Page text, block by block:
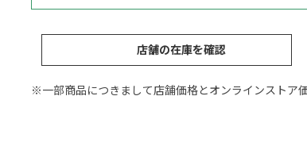
店舗の在庫を確認
※一部商品につきまして店舗価格とオンラインストア